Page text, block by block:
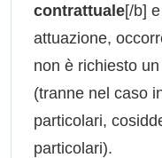
contrattuale[/b]
attuazione,
non è richiesto
(tranne nel caso
particolari,
particolari).